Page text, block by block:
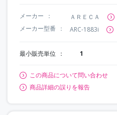
メーカー ＡＲＥＣＡ
メーカー型番
ARC-1883i
最小販売単位 1
この商品について問い合わせ
商品詳細の誤りを報告